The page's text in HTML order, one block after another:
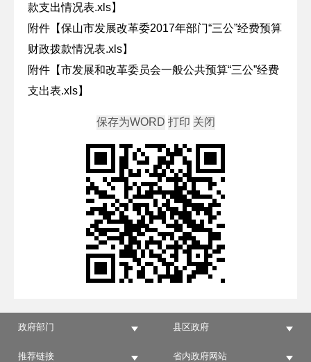
款支出情况表.xls】
附件【保山市发展改革委2017年部门“三公”经费预算
财政拨款情况表.xls】
附件【市发展和改革委员会一般公共预算“三公”经费
支出表.xls】
政府部门 县区政府
推荐链接 省内政府网站